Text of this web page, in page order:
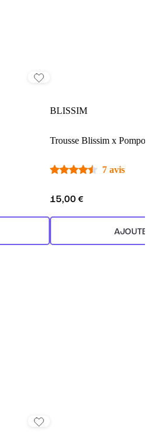
BLISSIM
Trousse Blissim x Pomponne
7 avis
15,00 €
AJOUTER